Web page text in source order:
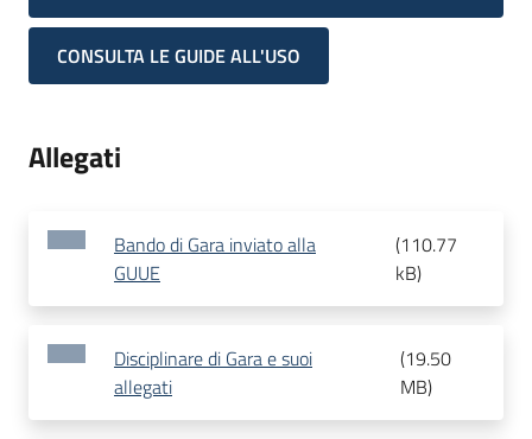
CONSULTA LE GUIDE ALL'USO
Allegati
Bando di Gara inviato alla
GUUE
(110.77
kB)
Disciplinare di Gara e suoi
allegati
(19.50
MB)